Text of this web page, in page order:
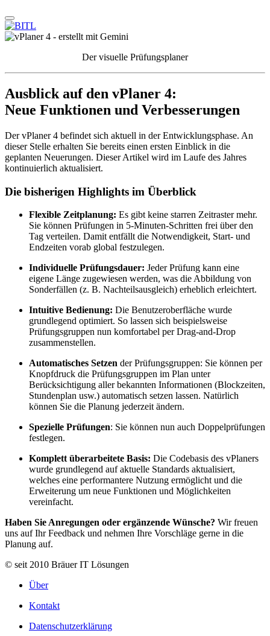
Der visuelle Prüfungsplaner
Ausblick auf den vPlaner 4:
Neue Funktionen und Verbesserungen
Der vPlaner 4 befindet sich aktuell in der Entwicklungsphase. An
dieser Stelle erhalten Sie bereits einen ersten Einblick in die
geplanten Neuerungen. Dieser Artikel wird im Laufe des Jahres
kontinuierlich aktualisiert.
Die bisherigen Highlights im Überblick
Flexible Zeitplanung: Es gibt keine starren Zeitraster mehr.
Sie können Prüfungen in 5-Minuten-Schritten frei über den
Tag verteilen. Damit entfällt die Notwendigkeit, Start- und
Endzeiten vorab global festzulegen.
Individuelle Prüfungsdauer: Jeder Prüfung kann eine
eigene Länge zugewiesen werden, was die Abbildung von
Sonderfällen (z. B. Nachteilsausgleich) erheblich erleichtert.
Intuitive Bedienung: Die Benutzeroberfläche wurde
grundlegend optimiert. So lassen sich beispielsweise
Prüfungsgruppen nun komfortabel per Drag-and-Drop
zusammenstellen.
Automatisches Setzen der Prüfungsgruppen: Sie können per
Knopfdruck die Prüfungsgruppen im Plan unter
Berücksichtigung aller bekannten Informationen (Blockzeiten,
Stundenplan usw.) automatisch setzen lassen. Natürlich
können Sie die Planung jederzeit ändern.
Spezielle Prüfungen: Sie können nun auch Doppelprüfungen
festlegen.
Komplett überarbeitete Basis: Die Codebasis des vPlaners
wurde grundlegend auf aktuelle Standards aktualisiert,
welches eine performantere Nutzung ermöglicht und die
Erweiterung um neue Funktionen und Möglichkeiten
vereinfacht.
Haben Sie Anregungen oder ergänzende Wünsche? Wir freuen
uns auf Ihr Feedback und nehmen Ihre Vorschläge gerne in die
Planung auf.
© seit 2010 Bräuer IT Lösungen
Über
Kontakt
Datenschutzerklärung